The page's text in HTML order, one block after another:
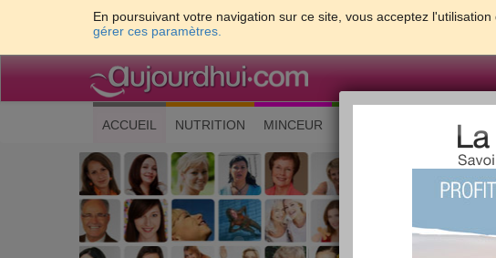
En poursuivant votre navigation sur ce site, vous acceptez
gérer ces paramètres.
ACCUEIL (current)
NUTRITION MINCEUR FORME &